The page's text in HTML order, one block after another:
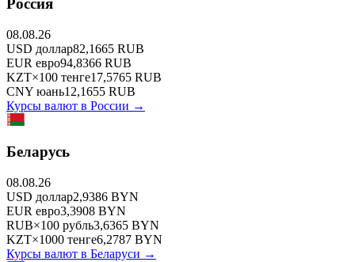
Россия
08.08.26
USD доллар82,1665 RUB
EUR евро94,8366 RUB
KZT×100 тенге17,5765 RUB
CNY юань12,1655 RUB
Курсы валют в России →
Беларусь
08.08.26
USD доллар2,9386 BYN
EUR евро3,3908 BYN
RUB×100 рубль3,6365 BYN
KZT×1000 тенге6,2787 BYN
Курсы валют в Беларуси →